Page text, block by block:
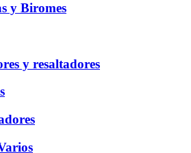
y Biromes
y resaltadores